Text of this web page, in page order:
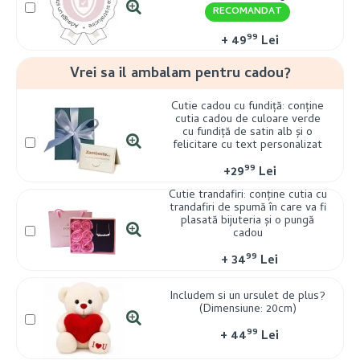
RECOMANDAT
+ 4999 Lei
Vrei sa il ambalam pentru cadou?
Cutie cadou cu fundiță: conține
cutia cadou de culoare verde
cu fundiță de satin alb și o
felicitare cu text personalizat
+2999 Lei
Cutie trandafiri: conține cutia cu
trandafiri de spumă în care va fi
plasată bijuteria și o pungă
cadou
+3499 Lei
Includem si un ursulet de plus?
(Dimensiune: 20cm)
+ 4499 Lei